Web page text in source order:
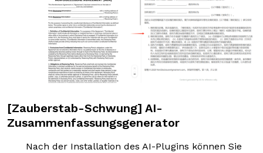
[Zauberstab-Schwung] AI-
Zusammenfassungsgenerator
Nach der Installation des AI-Plugins können Sie